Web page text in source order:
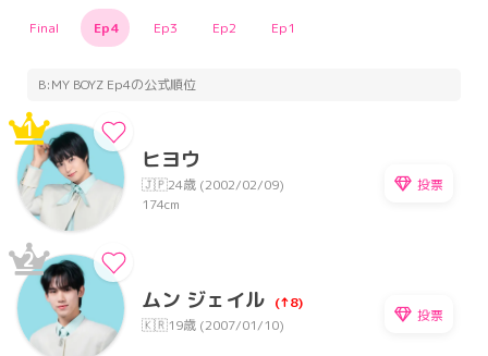
Final Ep4 Ep3 Ep2 Ep1
B:MY BOYZ Ep4の公式順位
1
ヒヨウ
🇯🇵24歳 (2002/02/09)
174cm
投票
2
ムン ジェイル (↑8)
🇰🇷19歳 (2007/01/10)
投票